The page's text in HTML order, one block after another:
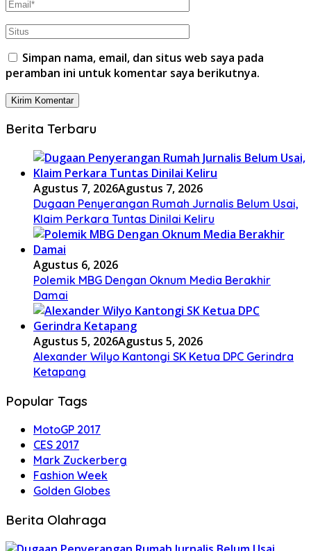
Simpan nama, email, dan situs web saya pada
peramban ini untuk komentar saya berikutnya.
Berita Terbaru
Agustus 7, 2026Agustus 7, 2026
Dugaan Penyerangan Rumah Jurnalis Belum Usai,
Klaim Perkara Tuntas Dinilai Keliru
Agustus 6, 2026
Polemik MBG Dengan Oknum Media Berakhir
Damai
Agustus 5, 2026Agustus 5, 2026
Alexander Wilyo Kantongi SK Ketua DPC Gerindra
Ketapang
Popular Tags
MotoGP 2017
CES 2017
Mark Zuckerberg
Fashion Week
Golden Globes
Berita Olahraga